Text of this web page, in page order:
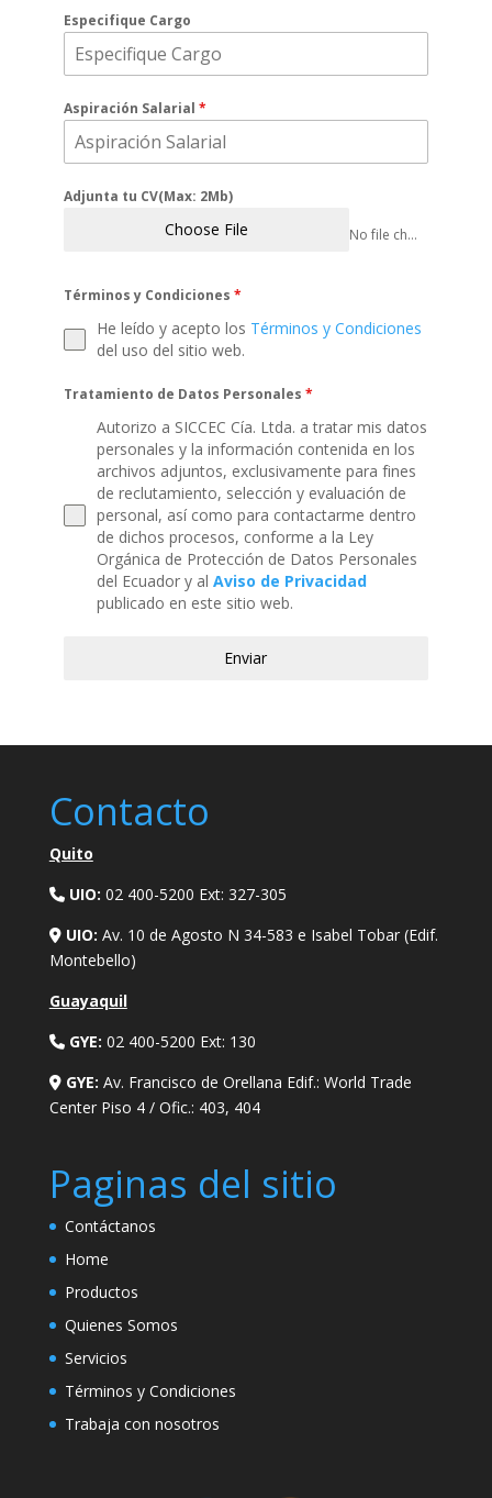
Especifique Cargo
Aspiración Salarial*
Adjunta tu CV(Max: 2Mb)
Choose File No file chosen
Términos y Condiciones*
He leído y acepto los Términos y Condiciones
del uso del sitio web.
Tratamiento de Datos Personales*
Autorizo a SICCEC Cía. Ltda. a tratar mis datos
personales y la información contenida en los
archivos adjuntos, exclusivamente para fines
de reclutamiento, selección y evaluación de
personal, así como para contactarme dentro
de dichos procesos, conforme a la Ley
Orgánica de Protección de Datos Personales
del Ecuador y alAviso de Privacidad
publicado en este sitio web.
Enviar
Contacto
Quito
UIO: 02 400-5200 Ext: 327-305
UIO: Av. 10 de Agosto N 34-583 e Isabel Tobar (Edif.
Montebello)
Guayaquil
GYE: 02 400-5200 Ext: 130
GYE: Av. Francisco de Orellana Edif.: World Trade
Center Piso 4 / Ofic.: 403, 404
Paginas del sitio
Contáctanos
Home
Productos
Quienes Somos
Servicios
Términos y Condiciones
Trabaja con nosotros